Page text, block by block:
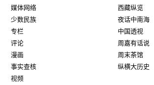
媒体网络
少数民族
专栏
评论
漫画
事实查核
视频
西藏纵览
夜话中南海
中国透视
周嘉有话说
周末茶馆
纵横大历史